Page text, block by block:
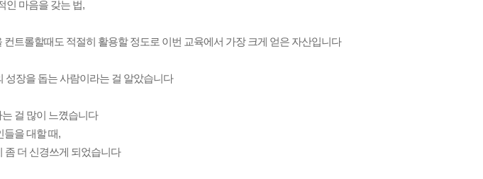
인 마음을 갖는 법,
트롤할때도 적절히 활용할 정도로 이번 교육에서 가장 크게 얻은 자산입니다
성장을 돕는 사람이라는 걸 알았습니다
걸 많이 느꼈습니다
들을 대할 때,
좀 더 신경쓰게 되었습니다